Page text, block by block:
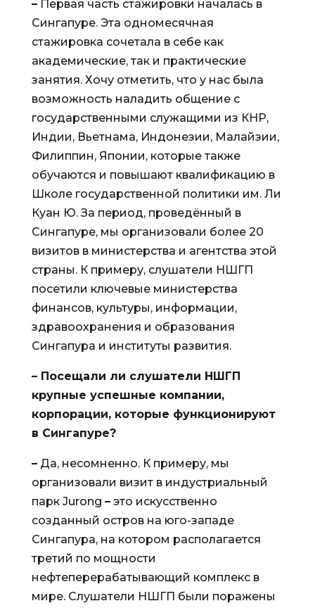
–Первая часть стажировки началась в
Сингапуре. Эта одномесячная
стажировка сочетала в себе как
академические, так и практические
занятия. Хочу отметить, что у нас была
возможность наладить общение с
государственными служащими из КНР,
Индии, Вьетнама, Индонезии, Малайзии,
Филиппин, Японии, которые также
обучаются и повышают квалификацию в
Школе государственной политики им. Ли
Куан Ю. За период, проведённый в
Сингапуре, мы организовали более 20
визитов в министерства и агентства этой
страны. К примеру, слушатели НШГП
посетили ключевые министерства
финансов, культуры, информации,
здравоохранения и образования
Сингапура и институты развития.
– Посещали ли слушатели НШГП
крупные успешные компании,
корпорации, которые функционируют
в Сингапуре?
–Да, несомненно. К примеру, мы
организовали визит в индустриальный
парк Jurong –это искусственно
созданный остров на юго-западе
Сингапура, на котором располагается
третий по мощности
нефтеперерабатывающий комплекс в
мире. Слушатели НШГП были поражены